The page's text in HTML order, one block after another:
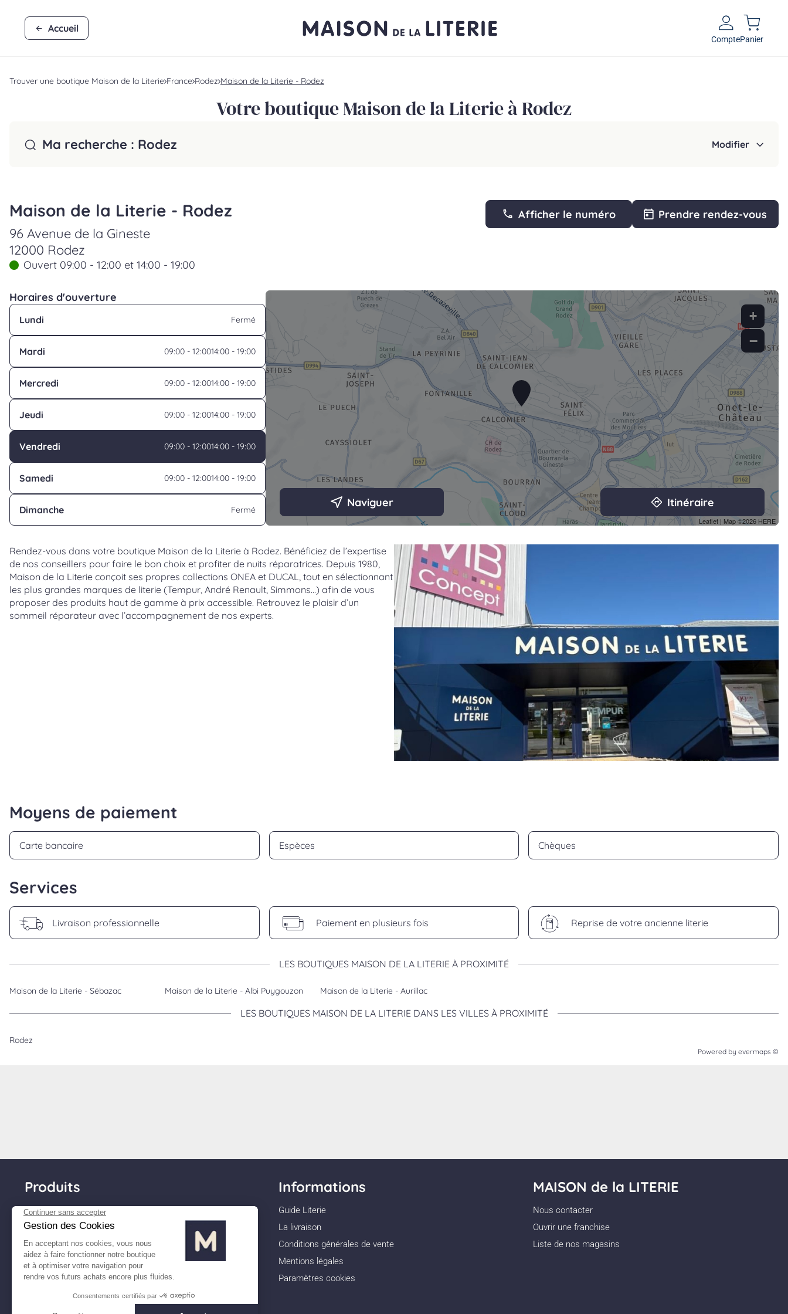
Accueil
ComptePanier
Trouver une boutique Maison de la Literie France Rodez Maison de la Literie - Rodez
Votre boutique Maison de la Literie à Rodez
Ma recherche : Rodez Modifier
Maison de la Literie - Rodez
96 Avenue de la Gineste
12000 Rodez
Ouvert 09:00 - 12:00 et 14:00 - 19:00
Afficher le numéro Prendre rendez-vous
Horaires d'ouverture
Lundi Fermé
Mardi 09:00 - 12:0014:00 - 19:00
Mercredi 09:00 - 12:0014:00 - 19:00
Jeudi 09:00 - 12:0014:00 - 19:00
Vendredi 09:00 - 12:0014:00 - 19:00
Samedi 09:00 - 12:0014:00 - 19:00
Dimanche Fermé
+
−
Leaflet | Map ©2026 HERE
Naviguer Itinéraire
Rendez-vous dans votre boutique Maison de la Literie à Rodez. Bénéficiez de l’expertise
de nos conseillers pour faire le bon choix et profiter de nuits réparatrices. Depuis 1980,
Maison de la Literie conçoit ses propres collections ONEA et DUCAL, tout en sélectionnant
les plus grandes marques de literie (Tempur, André Renault, Simmons…) afin de vous
proposer des produits haut de gamme à prix accessible. Retrouvez le plaisir d’un
sommeil réparateur avec l’accompagnement de nos experts.
Moyens de paiement
Carte bancaire Espèces Chèques
Services
Livraison professionnelle Paiement en plusieurs fois Reprise de votre ancienne literie
LES BOUTIQUES MAISON DE LA LITERIE À PROXIMITÉ
Maison de la Literie - Sébazac Maison de la Literie - Albi Puygouzon Maison de la Literie - Aurillac
LES BOUTIQUES MAISON DE LA LITERIE DANS LES VILLES À PROXIMITÉ
Rodez
Powered by evermaps ©
Produits
Matelas
Sommiers
Têtes de lit
Couettes & oreillers
Linge de lit
Informations
Guide Literie
La livraison
Conditions générales de vente
Mentions légales
Paramètres cookies
MAISON de la LITERIE
Nous contacter
Ouvrir une franchise
Liste de nos magasins